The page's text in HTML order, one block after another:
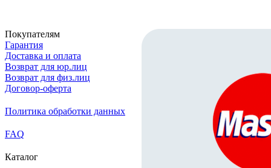
Покупателям
Гарантия
Доставка и оплата
Возврат для юр.лиц
Возврат для физ.лиц
Договор-оферта
Политика обработки данных
FAQ
Каталог